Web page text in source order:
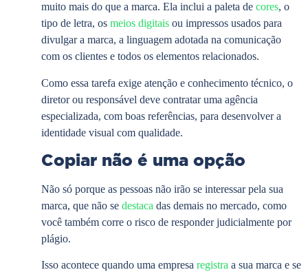
muito mais do que a marca. Ela inclui a paleta de cores, o
tipo de letra, os meios digitais ou impressos usados para
divulgar a marca, a linguagem adotada na comunicação
com os clientes e todos os elementos relacionados.
Como essa tarefa exige atenção e conhecimento técnico, o
diretor ou responsável deve contratar uma agência
especializada, com boas referências, para desenvolver a
identidade visual com qualidade.
Copiar não é uma opção
Não só porque as pessoas não irão se interessar pela sua
marca, que não se destaca das demais no mercado, como
você também corre o risco de responder judicialmente por
plágio.
Isso acontece quando uma empresa registra a sua marca e se